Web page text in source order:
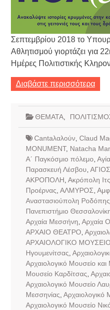
Σεπτεμβρίου 2018 το
Αθλητισμού γιορτάζει για
Ημέρες Πολιτιστικής
Διαβάστε περισσότερα
ΘΕΜΑΤΑ,
Cantaλαλούν, Claud
MONUMENT, Natacha
Α΄ Παγκόσμιο πόλεμο
Παρασκευή Λέσβου
ΑΚΡΟΠΟΛΗ Ακρόπολη
Προέρνας ΑΛΜΥΡΟΣ
Αναστασιούπολη Ροδόπης
Πανεπιστήμιο
Αρχαία Μεσσήνη Αρχαία
ΑΡΧΑΙΟ ΘΕΑΤΡΟ
ΑΡΧΑΙΟΛΟΓΙΚΟ ΜΟΥΣΕΙΟ
Ηγουμενίτσας
Αρχαιολογικό Μουσείο
Μουσείο Καρδίτσας
Αρχαιολογικό Μουσείο
Μεσσηνίας Αρχαιολογικό
Αρχαιολογικό Μουσείο